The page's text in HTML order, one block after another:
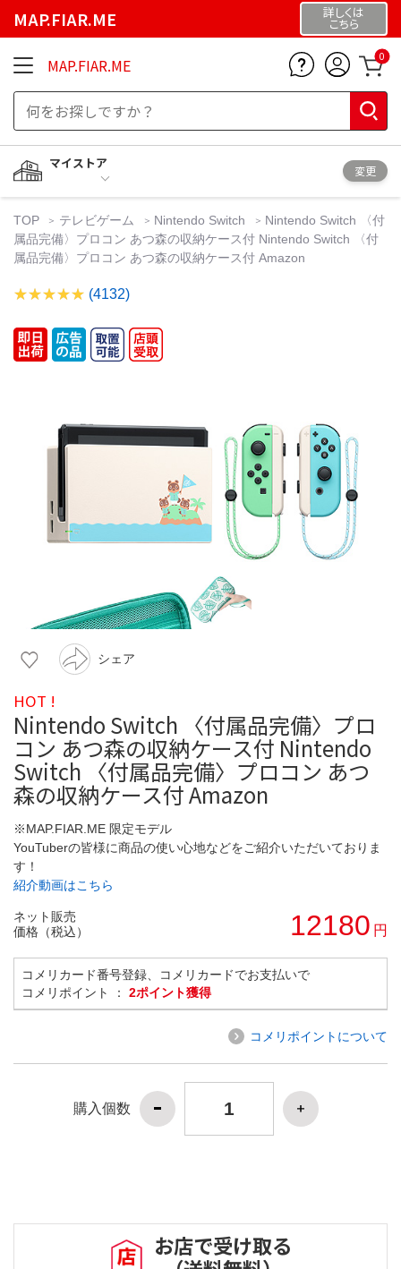
MAP.FIAR.ME 詳しくは
こちら
MAP.FIAR.ME 0
マイストア
変更
TOP テレビゲーム Nintendo Switch
Nintendo Switch 〈付
属品完備〉プロコン あつ森の収納ケース付 Nintendo Switch 〈付
属品完備〉プロコン あつ森の収納ケース付 Amazon
(4132)
シェア
HOT !
Nintendo Switch 〈付属品完備〉プロ
コン あつ森の収納ケース付 Nintendo
Switch 〈付属品完備〉プロコン あつ
森の収納ケース付 Amazon
※MAP.FIAR.ME 限定モデル
YouTuberの皆様に商品の使い心地などをご紹介いただいておりま
す！
紹介動画はこちら
ネット販売
価格（税込）
12180 円
コメリカード番号登録、コメリカードでお支払いで
コメリポイント ： 2ポイント獲得
コメリポイントについて
購入個数
お店で受け取る